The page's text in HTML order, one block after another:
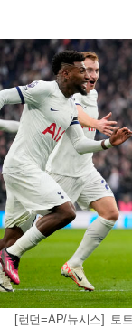
[런던=AP/뉴시스] 토